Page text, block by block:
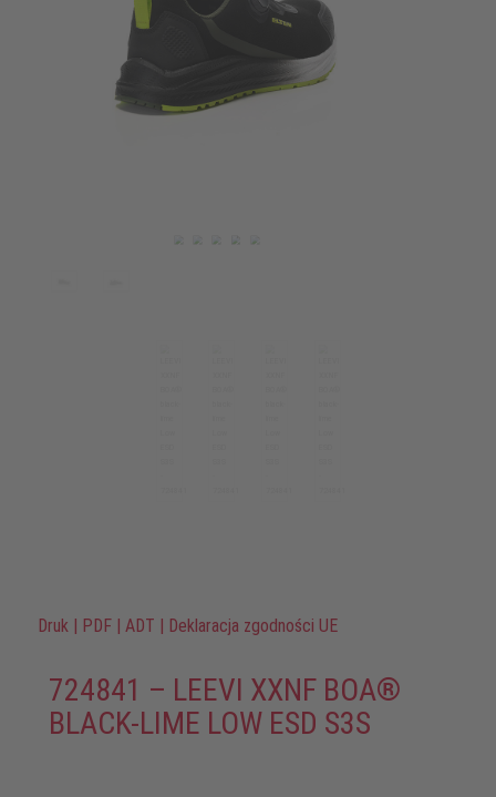
Druk | PDF | ADT | Deklaracja zgodności UE
724841 – LEEVI XXNF BOA®
BLACK-LIME LOW ESD S3S